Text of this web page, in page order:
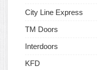
City Line Express
TM Doors
Interdoors
KFD